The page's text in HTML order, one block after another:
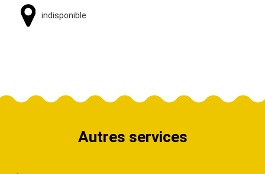
indisponible
Autres services